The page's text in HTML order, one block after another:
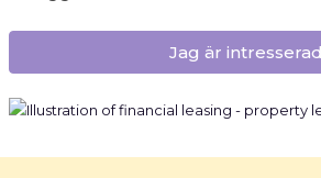
Jag är intresserad